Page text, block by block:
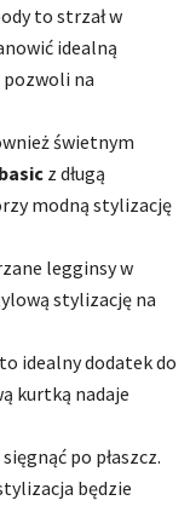
to strzał w
idealną
na
świetnym
z długą
modną stylizację
legginsy w
stylizację na
idealny dodatek do
kurtką nadaje
po płaszcz.
będzie